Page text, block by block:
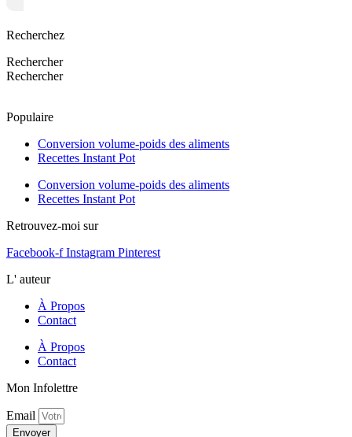
Recherchez
Rechercher
Rechercher
Populaire
Conversion volume-poids des aliments
Recettes Instant Pot
Conversion volume-poids des aliments
Recettes Instant Pot
Retrouvez-moi sur
Facebook-f Instagram Pinterest
L' auteur
À Propos
Contact
À Propos
Contact
Mon Infolettre
Email
Envoyer